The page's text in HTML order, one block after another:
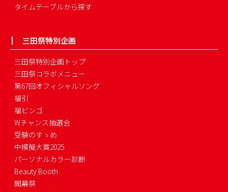
タイムテーブルから探す
三田祭特別企画
三田祭特別企画トップ
三田祭コラボメニュー
第67回オフィシャルソング
福引
福ビンゴ
Wチャンス抽選会
受験のすゝめ
中模擬大賞2025
パーソナルカラー診断
Beauty Booth
開幕祭